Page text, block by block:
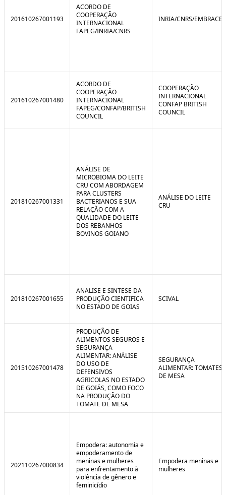
201610267001193
ACORDO DE
COOPERAÇÃO
INTERNACIONAL
FAPEG/INRIA/CNRS
INRIA/CNRS/EMBRACE
201610267001480
ACORDO DE
COOPERAÇÃO
INTERNACIONAL
FAPEG/CONFAP/BRITISH
COUNCIL
COOPERAÇÃO
INTERNACIONAL
CONFAP BRITISH
COUNCIL
201810267001331
ANÁLISE DE
MICROBIOMA DO LEITE
CRU COM ABORDAGEM
PARA CLUSTERS
BACTERIANOS E SUA
RELAÇÃO COM A
QUALIDADE DO LEITE
DOS REBANHOS
BOVINOS GOIANO
ANÁLISE DO LEITE
CRU
201810267001655
ANALISE E SINTESE DA
PRODUÇÃO CIENTIFICA
NO ESTADO DE GOIAS
SCIVAL
201510267001478
PRODUÇÃO DE
ALIMENTOS SEGUROS E
SEGURANÇA
ALIMENTAR: ANÁLISE
DO USO DE
DEFENSIVOS
AGRICOLAS NO ESTADO
DE GOIÁS, COMO FOCO
NA PRODUÇÃO DO
TOMATE DE MESA
SEGURANÇA
ALIMENTAR: TOMATES
DE MESA
202110267000834
Empodera: autonomia e
empoderamento de
meninas e mulheres
para enfrentamento à
violência de gênero e
feminicídio
Empodera meninas e
mulheres